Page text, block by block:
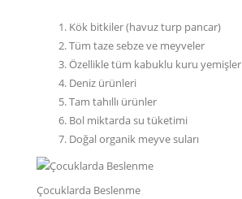
Kök bitkiler (havuz turp pancar)
Tüm taze sebze ve meyveler
Özellikle tüm kabuklu kuru yemişler
Deniz ürünleri
Tam tahıllı ürünler
Bol miktarda su tüketimi
Doğal organik meyve suları
Çocuklarda Beslenme